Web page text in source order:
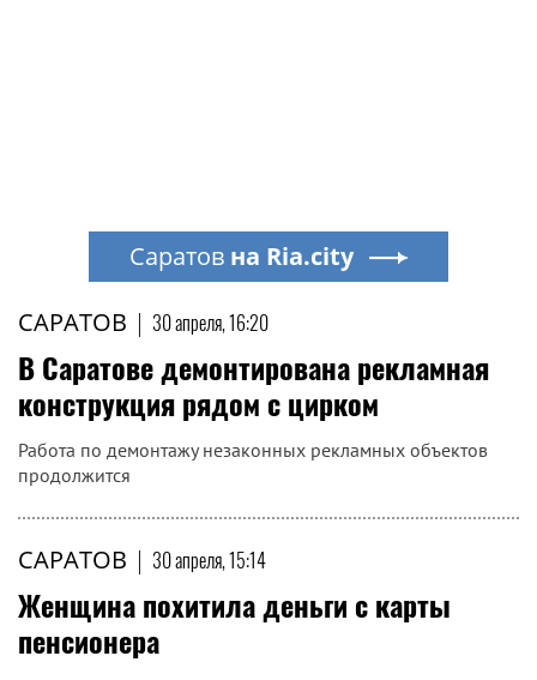
САРАТОВ|30 апреля, 16:20